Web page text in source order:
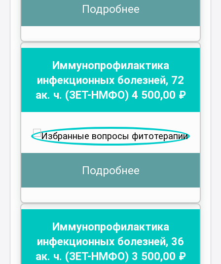
Подробнее
Иммунопрофилактика
инфекционных болезней, 72
ак. ч. (ЗЕТ-НМФО) 4 500,00 ₽
Подробнее
Иммунопрофилактика
инфекционных болезней, 36
ак. ч. (ЗЕТ-НМФО) 3 500,00 ₽